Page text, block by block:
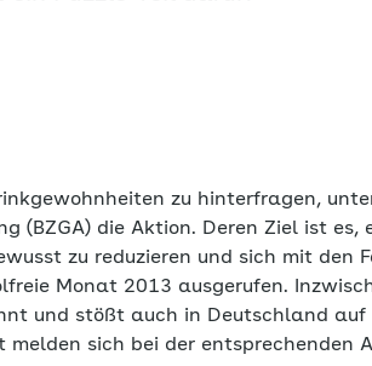
zu hinterfragen,
(BZGA) die Aktion. Deren Ziel ist
zu reduzieren und sich mit den
Monat 2013 ausgerufen.
und stößt auch in Deutschland auf
sich bei der entsprechenden